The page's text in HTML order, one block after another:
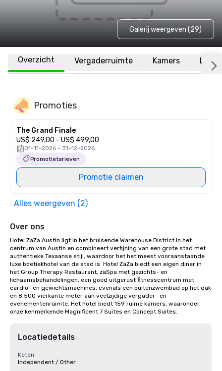
Galerij weergeven (29)
Overzicht Vergaderruimte Kamers
Promoties
The Grand Finale
US$ 249,00 - US$ 499,00
01-11-2026 - 31-12-2026
Promotietarieven
Promotie claimen
Alles weergeven (2)
Over ons
Hotel ZaZa Austin ligt in het bruisende Warehouse District in het
centrum van Austin en combineert verfijning van een grote stad met
authentieke Texaanse stijl, waardoor het het meest vooraanstaande
luxe boetiekhotel van de stad is. Hotel ZaZa biedt een eigen diner in
het Group Therapy Restaurant, zaSpa met gezichts- en
lichaamsbehandelingen, een goed uitgerust fitnesscentrum met
cardio- en gewichtsmachines, evenals een buitenzwembad op het dak
en 8.500 vierkante meter aan veelzijdige vergader- en
evenementenruimte. Het hotel biedt 159 ruime kamers, waaronder
onze kenmerkende Magnificent 7 Suites en Concept Suites.
Locatiedetails
Keten
Independent / Other